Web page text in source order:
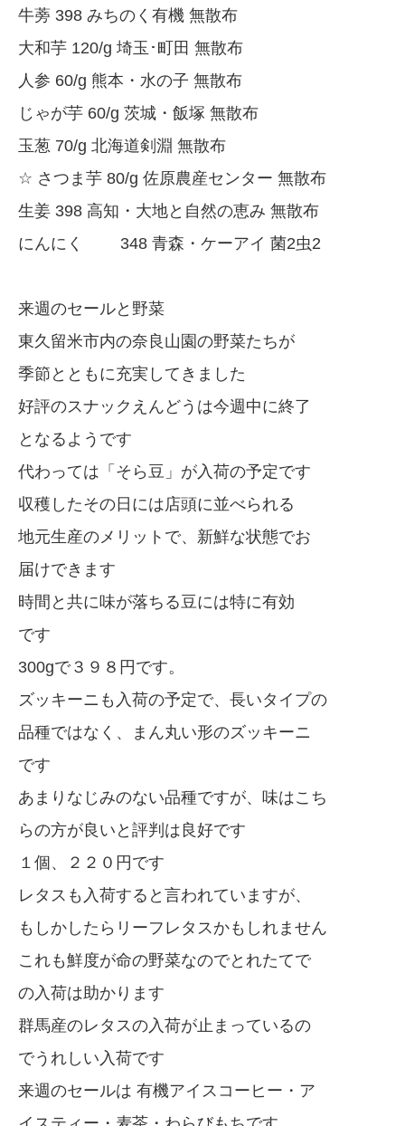
牛蒡 398 みちのく有機 無散布
大和芋 120/g 埼玉･町田 無散布
人参 60/g 熊本・水の子 無散布
じゃが芋 60/g 茨城・飯塚 無散布
玉葱 70/g 北海道剣淵 無散布
☆ さつま芋 80/g 佐原農産センター 無散布
生姜 398 高知・大地と自然の恵み 無散布
にんにく 348 青森・ケーアイ 菌2虫2
来週のセールと野菜
東久留米市内の奈良山園の野菜たちが
季節とともに充実してきました
好評のスナックえんどうは今週中に終了
となるようです
代わっては「そら豆」が入荷の予定です
収穫したその日には店頭に並べられる
地元生産のメリットで、新鮮な状態でお
届けできます
時間と共に味が落ちる豆には特に有効
です
300gで３９８円です。
ズッキーニも入荷の予定で、長いタイプの
品種ではなく、まん丸い形のズッキーニ
です
あまりなじみのない品種ですが、味はこち
らの方が良いと評判は良好です
１個、２２０円です
レタスも入荷すると言われていますが、
もしかしたらリーフレタスかもしれません
これも鮮度が命の野菜なのでとれたてで
の入荷は助かります
群馬産のレタスの入荷が止まっているの
でうれしい入荷です
来週のセールは 有機アイスコーヒー・ア